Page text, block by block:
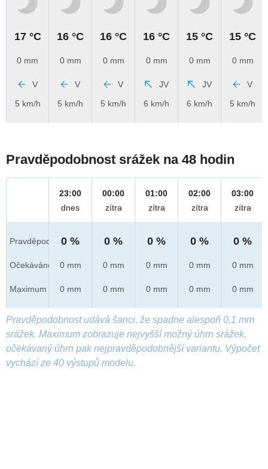
17 °C
0 mm
V
5 km/h
16 °C
0 mm
V
5 km/h
16 °C
0 mm
V
5 km/h
16 °C
0 mm
JV
6 km/h
15 °C
0 mm
JV
6 km/h
15 °C
0 mm
V
5 km/h
Pravděpodobnost srážek na 48 hodin
Pravděpod.
Očekáváno
Maximum
23:00
dnes
0 %
0 mm
0 mm
00:00
zítra
0 %
0 mm
0 mm
01:00
zítra
0 %
0 mm
0 mm
02:00
zítra
0 %
0 mm
0 mm
03:00
zítra
0 %
0 mm
0 mm
Pravděpodobnost udává šanci, že spadne alespoň 0,1 mm
srážek. Maximum zobrazuje nejvyšší možný úhrn srážek,
očekávaný úhrn pak nejpravděpodobnější variantu. Výpočet
vychází ze 40 výstupů modelu.